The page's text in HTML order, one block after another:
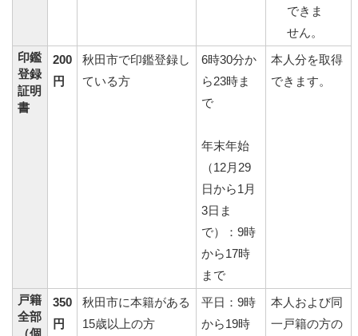
できま
せん。
印鑑
登録
証明
書
200
円
秋田市で印鑑登録し
ている方
6時30分か
ら23時ま
で
年末年始
（12月29
日から1月
3日ま
で）：9時
から17時
まで
本人分を取得
できます。
戸籍
全部
（個
350
円
秋田市に本籍がある
15歳以上の方
平日：9時
から19時
本人および同
一戸籍の方の